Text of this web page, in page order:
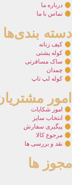
درباره ما
تماس با ما
دسته بندی‌ها
کیف زنانه
کوله پشتی
ساک مسافرتی
چمدان
کوله لپ تاپ
امور
امور شکایات
انتخاب سایز
پیگیری سفارش
مرجوع کالا
نقد و بررسی ها
مجوز ها